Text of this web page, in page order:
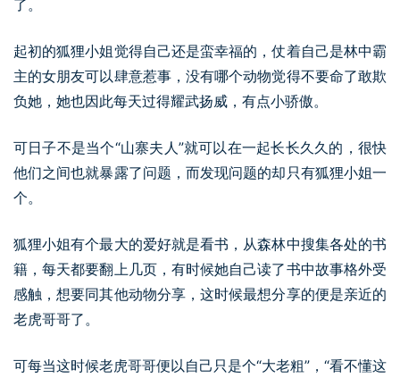
了。
起初的狐狸小姐觉得自己还是蛮幸福的，仗着自己是林中霸
主的女朋友可以肆意惹事，没有哪个动物觉得不要命了敢欺
负她，她也因此每天过得耀武扬威，有点小骄傲。
可日子不是当个“山寨夫人”就可以在一起长长久久的，很快
他们之间也就暴露了问题，而发现问题的却只有狐狸小姐一
个。
狐狸小姐有个最大的爱好就是看书，从森林中搜集各处的书
籍，每天都要翻上几页，有时候她自己读了书中故事格外受
感触，想要同其他动物分享，这时候最想分享的便是亲近的
老虎哥哥了。
可每当这时候老虎哥哥便以自己只是个“大老粗”，“看不懂这